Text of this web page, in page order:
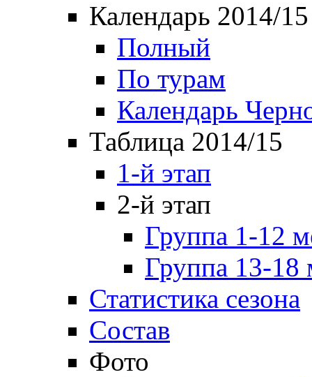
Календарь 2014/15
Полный
По турам
Календарь
Таблица 2014/15
1-й этап
2-й этап
Группа 1-12
Группа 13-18
Статистика сезона
Состав
Фото